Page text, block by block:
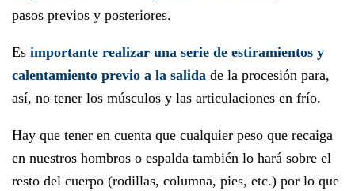
pasos previos y posteriores.
Es importante realizar una serie de estiramientos y
calentamiento previo a la salida de la procesión para,
así, no tener los músculos y las articulaciones en frío.
Hay que tener en cuenta que cualquier peso que recaiga
en nuestros hombros o espalda también lo hará sobre el
resto del cuerpo (rodillas, columna, pies, etc.) por lo que